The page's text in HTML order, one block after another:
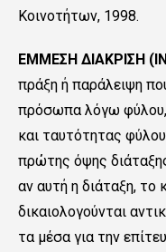
Κοινοτήτων, 1998.
ΕΜΜΕΣΗ ΔΙΑΚΡΙΣΗ
πράξη ή παράλειψη
πρόσωπα λόγω φύλου,
και ταυτότητας
πρώτης όψης
αν αυτή η διάταξη, το
δικαιολογούνται
τα μέσα για την